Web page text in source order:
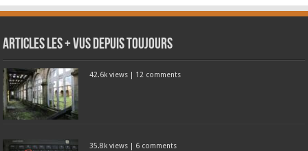
Articles les + vus depuis toujours
42.6k views 12 comments
35.8k views 6 comments